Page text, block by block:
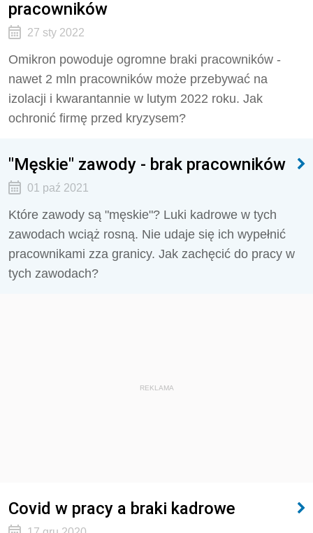
pracowników
27 sty 2022
Omikron powoduje ogromne braki pracowników -
nawet 2 mln pracowników może przebywać na
izolacji i kwarantannie w lutym 2022 roku. Jak
ochronić firmę przed kryzysem?
"Męskie" zawody - brak pracowników
01 paź 2021
Które zawody są "męskie"? Luki kadrowe w tych
zawodach wciąż rosną. Nie udaje się ich wypełnić
pracownikami zza granicy. Jak zachęcić do pracy w
tych zawodach?
REKLAMA
Covid w pracy a braki kadrowe